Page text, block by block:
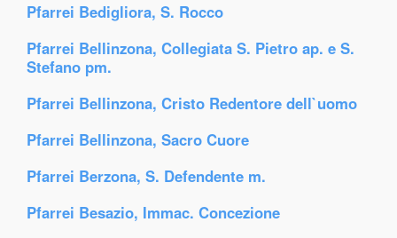
Pfarrei Bedigliora, S. Rocco
Pfarrei Bellinzona, Collegiata S. Pietro ap. e S.
Stefano pm.
Pfarrei Bellinzona, Cristo Redentore dell`uomo
Pfarrei Bellinzona, Sacro Cuore
Pfarrei Berzona, S. Defendente m.
Pfarrei Besazio, Immac. Concezione